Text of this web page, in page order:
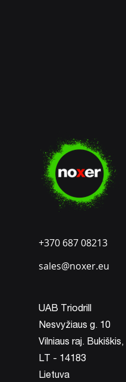
+370 687 08213
sales@noxer.eu
UAB Triodrill
Nesvyžiaus g. 10
Vilniaus raj. Bukiškis,
LT - 14183
Lietuva